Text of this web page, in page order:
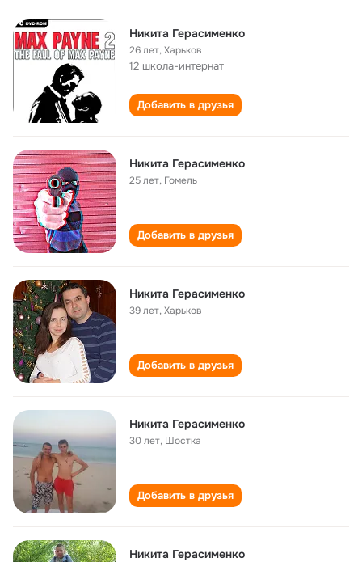
Никита Герасименко
26 лет,Харьков
12 школа-интернат
Добавить в друзья
Никита Герасименко
25 лет, Гомель
Добавить в друзья
Никита Герасименко
39 лет,Харьков
Добавить в друзья
Никита Герасименко
30 лет, Шостка
Добавить в друзья
Никита Герасименко